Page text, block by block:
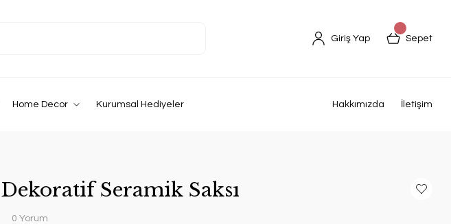
Giriş Yap Sepet
Home Decor Kurumsal Hediyeler Hakkımızda İletişim
Dekoratif Seramik Saksı
0 Yorum